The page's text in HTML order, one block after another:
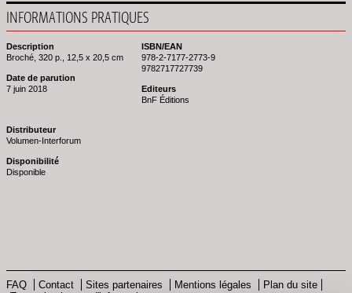
INFORMATIONS PRATIQUES
Description
Broché, 320 p., 12,5 x 20,5 cm
Date de parution
7 juin 2018
ISBN/EAN
978-2-7177-2773-9
9782717727739
Editeurs
BnF Éditions
Distributeur
Volumen-Interforum
Disponibilité
Disponible
FAQ Contact Sites partenaires Mentions légales
Plan du site